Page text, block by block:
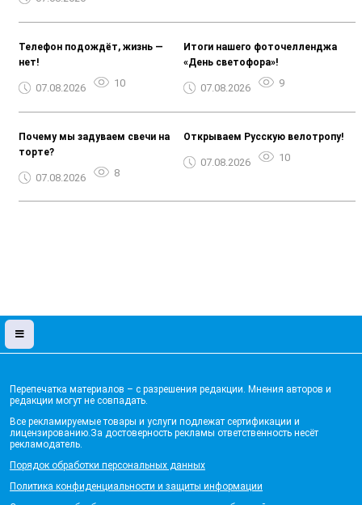
Телефон подождёт, жизнь —
нет!
07.08.2026 10
Итоги нашего фоточелленджа
«День светофора»!
07.08.2026 9
Почему мы задуваем свечи на
торте?
07.08.2026 8
Открываем Русскую велотропу!
07.08.2026 10
Перепечатка материалов – с разрешения редакции. Мнения авторов и
редакции могут не совпадать.
Все рекламируемые товары и услуги подлежат сертификации и
лицензированию.За достоверность рекламы ответственность несёт
рекламодатель.
Порядок обработки персональных данных
Политика конфиденциальности и защиты информации